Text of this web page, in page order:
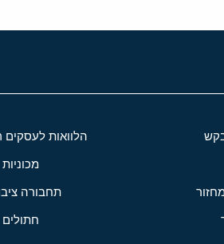
הלוואות
מכוניות
תחבורה
חתולים